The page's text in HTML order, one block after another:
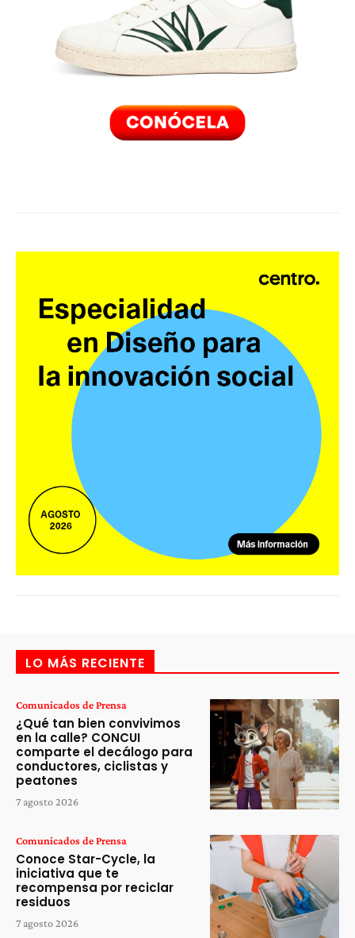
LO MÁS RECIENTE
Comunicados de Prensa
¿Qué tan bien convivimos
en la calle? CONCUI
comparte el decálogo para
conductores, ciclistas y
peatones
7 agosto 2026
Comunicados de Prensa
Conoce Star-Cycle, la
iniciativa que te
recompensa por reciclar
residuos
7 agosto 2026